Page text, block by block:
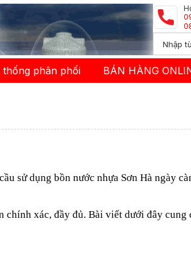
thống phân phối BÁN HÀNG
sử dụng bồn nước nhựa Sơn Hà ngày
chính xác, đầy đủ. Bài viết dưới đây cung